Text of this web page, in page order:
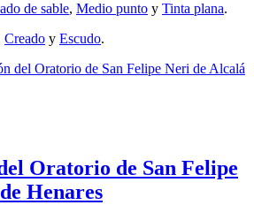
de sable, Medio punto y Tinta plana.
Creado y Escudo.
del Oratorio de San Felipe Neri de Alcalá
Oratorio de San Felipe
Henares